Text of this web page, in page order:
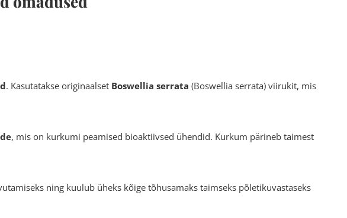
. Kasutatakse originaalset Boswellia serrata (Boswellia serrata) viirukit, mis
, mis on kurkumi peamised bioaktiivsed ühendid. Kurkum pärineb taimest
ning kuulub üheks kõige tõhusamaks taimseks põletikuvastaseks